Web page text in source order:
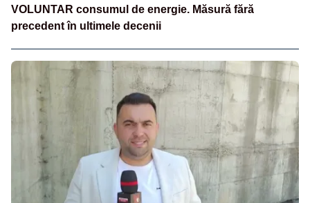
VOLUNTAR consumul de energie. Măsură fără
precedent în ultimele decenii